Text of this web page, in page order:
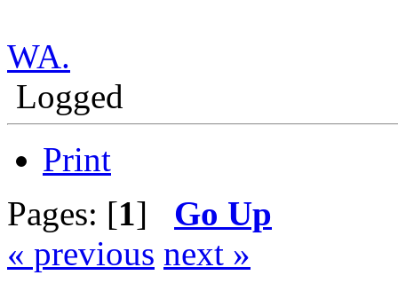
WA.
Logged
Print
Pages: [1] Go Up
« previous next »